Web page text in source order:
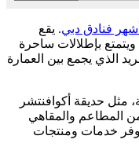
أشهر فنادق دبي. يقع
بإطلالات ساحرة
الذي يجمع بين العمارة
مثل حديقة أكوافنتشر
من المطاعم والمقاهي
يوفر خدمات ومنتجات